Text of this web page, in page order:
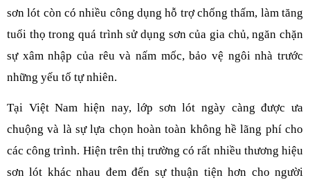
sơn lót còn có nhiều công dụng hỗ trợ chống thấm, làm tăng
tuổi thọ trong quá trình sử dụng sơn của gia chủ, ngăn chặn
sự xâm nhập của rêu và nấm mốc, bảo vệ ngôi nhà trước
những yếu tố tự nhiên.
Tại Việt Nam hiện nay, lớp sơn lót ngày càng được ưa
chuộng và là sự lựa chọn hoàn toàn không hề lãng phí cho
các công trình. Hiện trên thị trường có rất nhiều thương hiệu
sơn lót khác nhau đem đến sự thuận tiện hơn cho người